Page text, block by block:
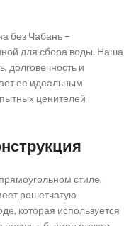
без Чабань –
для сбора воды. Наша
долговечность и
ее идеальным
ценителей
стиле.
решетчатую
которая используется